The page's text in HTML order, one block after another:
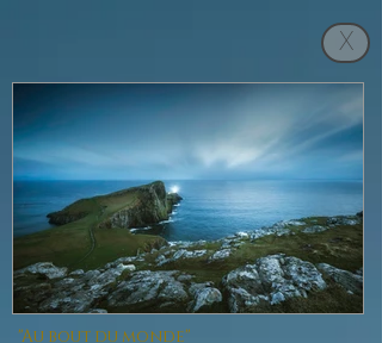
"Au bout du monde"
X